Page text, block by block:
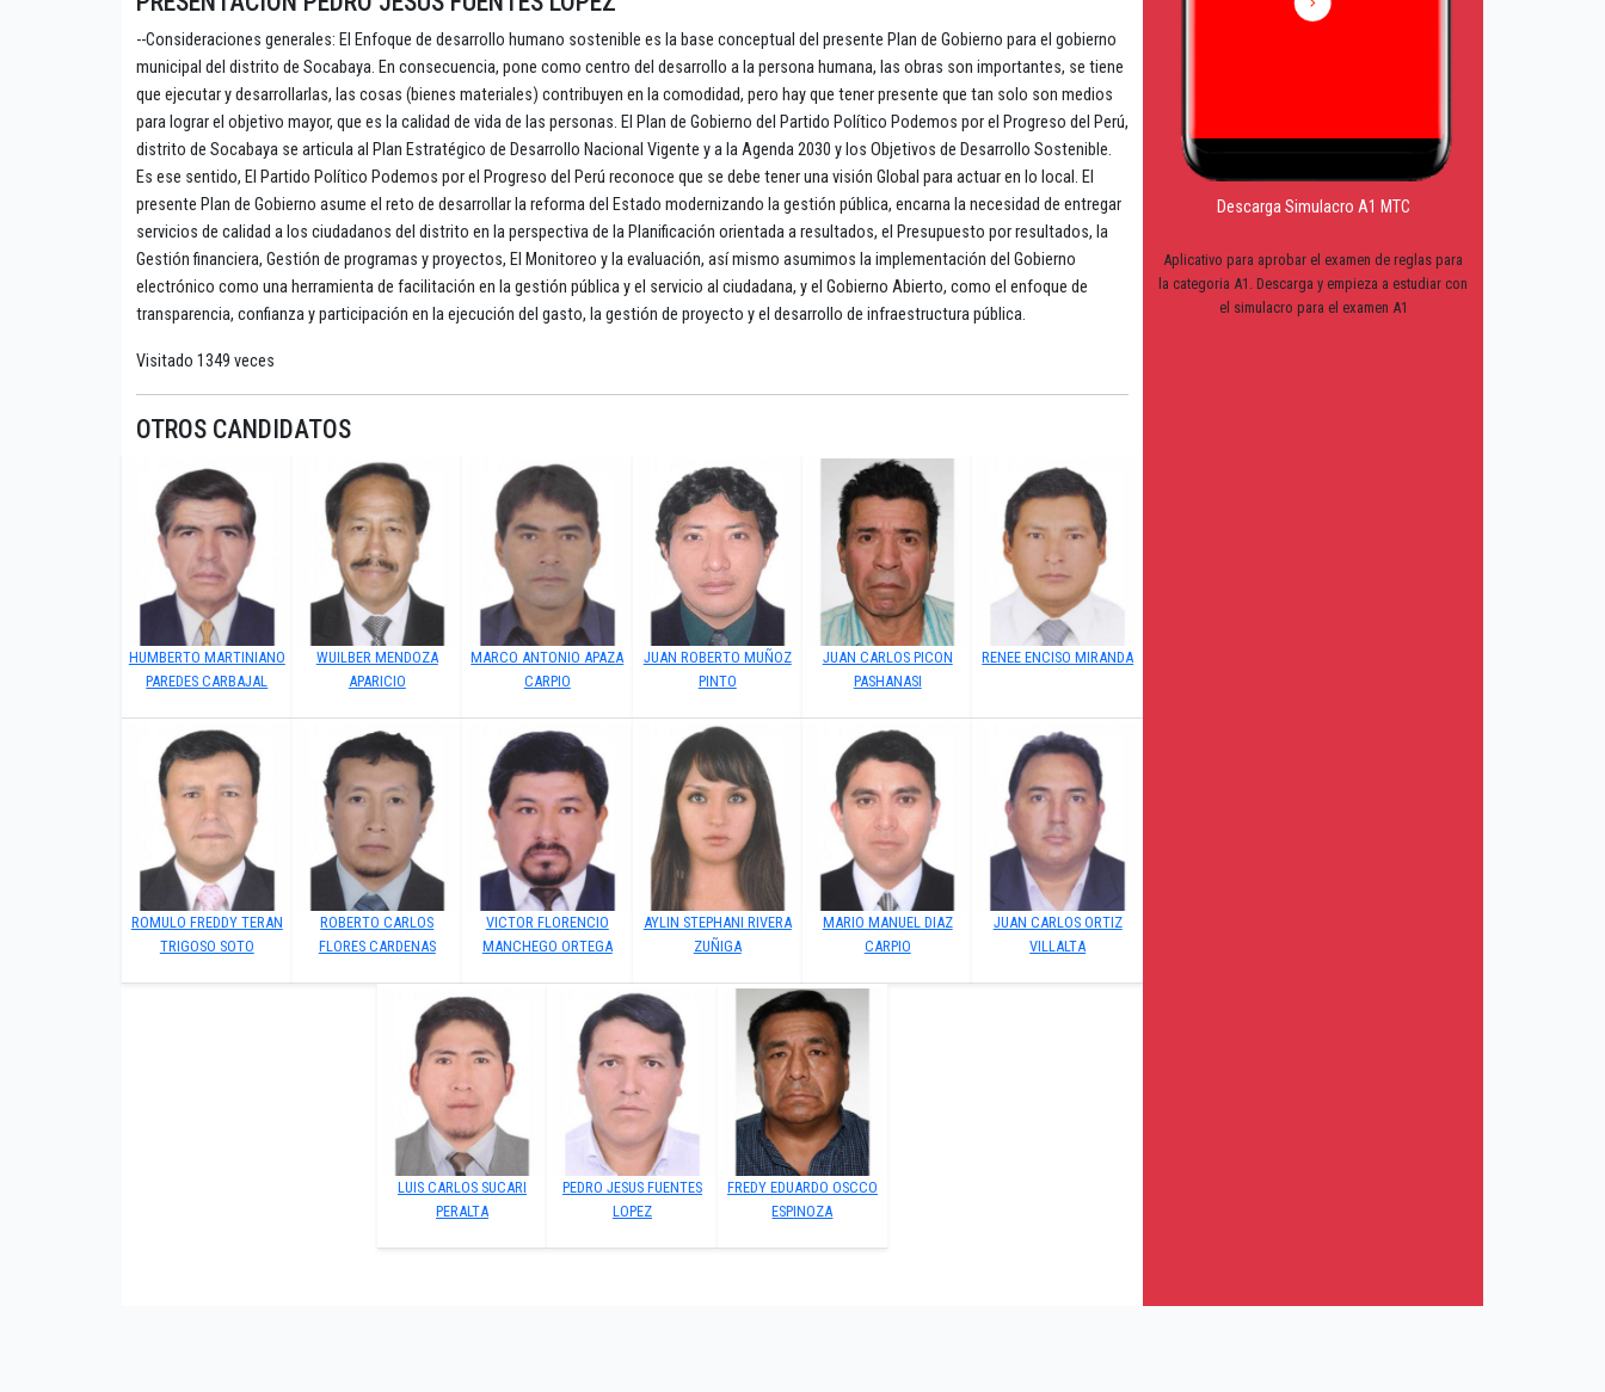
--Consideraciones generales: El Enfoque de desarrollo humano sostenible es la base conceptual del presente Plan de Gobierno para el gobierno
municipal del distrito de Socabaya. En consecuencia, pone como centro del desarrollo a la persona humana, las obras son importantes, se tiene
que ejecutar y desarrollarlas, las cosas (bienes materiales) contribuyen en la comodidad, pero hay que tener presente que tan solo son medios
para lograr el objetivo mayor, que es la calidad de vida de las personas. El Plan de Gobierno del Partido Político Podemos por el Progreso del Perú,
distrito de Socabaya se articula al Plan Estratégico de Desarrollo Nacional Vigente y a la Agenda 2030 y los Objetivos de Desarrollo Sostenible.
Es ese sentido, El Partido Político Podemos por el Progreso del Perú reconoce que se debe tener una visión Global para actuar en lo local. El
presente Plan de Gobierno asume el reto de desarrollar la reforma del Estado modernizando la gestión pública, encarna la necesidad de entregar
servicios de calidad a los ciudadanos del distrito en la perspectiva de la Planificación orientada a resultados, el Presupuesto por resultados, la
Gestión financiera, Gestión de programas y proyectos, El Monitoreo y la evaluación, así mismo asumimos la implementación del Gobierno
electrónico como una herramienta de facilitación en la gestión pública y el servicio al ciudadana, y el Gobierno Abierto, como el enfoque de
transparencia, confianza y participación en la ejecución del gasto, la gestión de proyecto y el desarrollo de infraestructura pública.
Visitado 1349 veces
OTROS CANDIDATOS
HUMBERTO MARTINIANO
PAREDES CARBAJAL
WUILBER MENDOZA
APARICIO
MARCO ANTONIO APAZA
CARPIO
JUAN ROBERTO MUÑOZ
PINTO
JUAN CARLOS PICON
PASHANASI
RENEE ENCISO MIRANDA
ROMULO FREDDY TERAN
TRIGOSO SOTO
ROBERTO CARLOS
FLORES CARDENAS
VICTOR FLORENCIO
MANCHEGO ORTEGA
AYLIN STEPHANI RIVERA
ZUÑIGA
MARIO MANUEL DIAZ
CARPIO
JUAN CARLOS ORTIZ
VILLALTA
LUIS CARLOS SUCARI
PERALTA
PEDRO JESUS FUENTES
LOPEZ
FREDY EDUARDO OSCCO
ESPINOZA
Descarga Simulacro A1 MTC
Aplicativo para aprobar el examen de reglas para
la categoria A1. Descarga y empieza a estudiar con
el simulacro para el examen A1